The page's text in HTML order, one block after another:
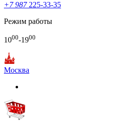
+7 987225-33-35
Режим работы
1000-1900
Москва